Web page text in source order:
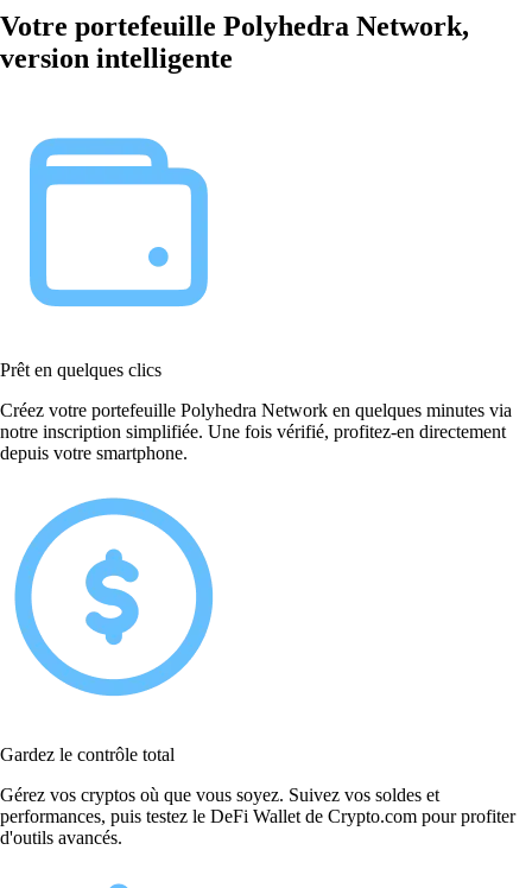
Votre portefeuille Polyhedra Network,
version intelligente
Prêt en quelques clics
Créez votre portefeuille Polyhedra Network en quelques minutes via
notre inscription simplifiée. Une fois vérifié, profitez-en directement
depuis votre smartphone.
Gardez le contrôle total
Gérez vos cryptos où que vous soyez. Suivez vos soldes et
performances, puis testez le DeFi Wallet de Crypto.com pour profiter
d'outils avancés.